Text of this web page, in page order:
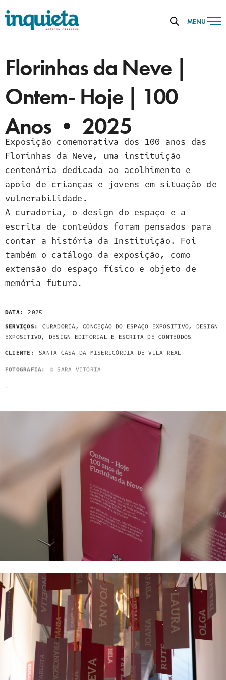
MENU
Florinhas da Neve |
Ontem- Hoje | 100
Anos • 2025
Exposição comemorativa dos 100 anos das
Florinhas da Neve, uma instituição
centenária dedicada ao acolhimento e
apoio de crianças e jovens em situação de
vulnerabilidade.
A curadoria, o design do espaço e a
escrita de conteúdos foram pensados para
contar a história da Instituição. Foi
também o catálogo da exposição, como
extensão do espaço físico e objeto de
memória futura.
DATA:
2025
SERVIÇOS:
CURADORIA, CONCEÇÃO DO ESPAÇO EXPOSITIVO, DESIGN
EXPOSITIVO, DESIGN EDITORIAL E ESCRITA DE CONTEÚDOS
CLIENTE:
SANTA CASA DA MISERICÓRDIA DE VILA REAL
FOTOGRAFIA:
© SARA VITÓRIA